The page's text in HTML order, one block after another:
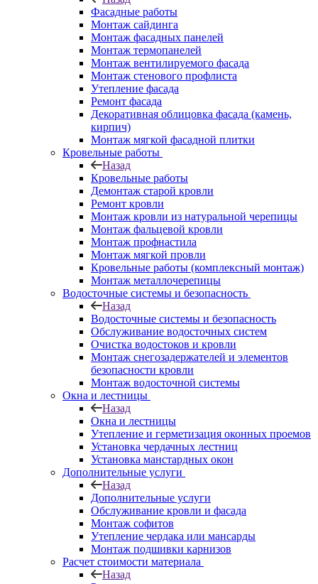
Фасадные работы
Монтаж сайдинга
Монтаж фасадных панелей
Монтаж термопанелей
Монтаж вентилируемого фасада
Монтаж стенового профлиста
Утепление фасада
Ремонт фасада
Декоративная облицовка фасада (камень,
кирпич)
Монтаж мягкой фасадной плитки
Кровельные работы
Назад
Кровельные работы
Демонтаж старой кровли
Ремонт кровли
Монтаж кровли из натуральной черепицы
Монтаж фальцевой кровли
Монтаж профнастила
Монтаж мягкой провли
Кровельные работы (комплексный монтаж)
Монтаж металлочерепицы
Водосточные системы и безопасность
Назад
Водосточные системы и безопасность
Обслуживание водосточных систем
Очистка водостоков и кровли
Монтаж снегозадержателей и элементов
безопасности кровли
Монтаж водосточной системы
Окна и лестницы
Назад
Окна и лестницы
Утепление и герметизация оконных проемов
Установка чердачных лестниц
Установка манстардных окон
Дополнительные услуги
Назад
Дополнительные услуги
Обслуживание кровли и фасада
Монтаж софитов
Утепление чердака или мансарды
Монтаж подшивки карнизов
Расчет стоимости материала
Назад